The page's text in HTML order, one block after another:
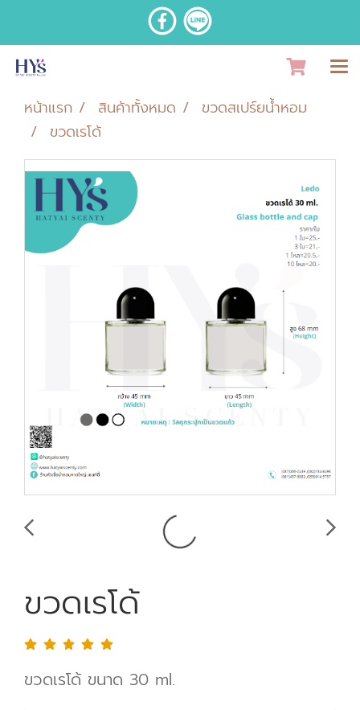
หน้าแรก สินค้าทั้งหมด
ขวดสเปร์ยน้ำหอม
ขวดเรโด้
ขวดเรโด้
ขวดเรโด้ ขนาด 30 ml.